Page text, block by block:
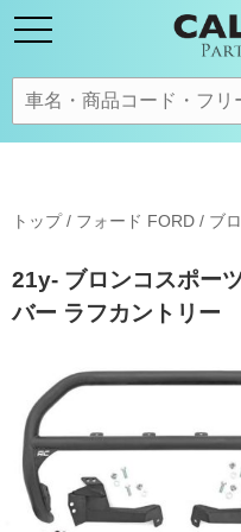
トップ/ フォード FORD / ブ
21y- ブロンコスポー
バー ラフカントリー